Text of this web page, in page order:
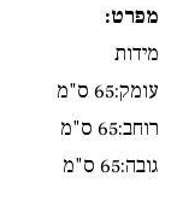
מפרט:
מידות
עומק:65 ס"מ
רוחב:65 ס"מ
גובה:65 ס"מ